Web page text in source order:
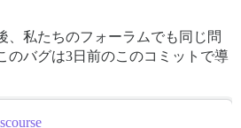
、私たちのフォーラムでも同じ問
のバグは3日前のこのコミットで導